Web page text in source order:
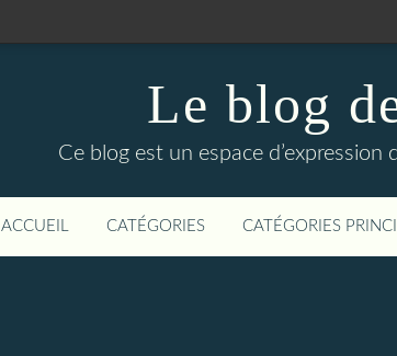
Le blog
Ce blog est un espace
ACCUEIL CATÉGORIES CATÉGORIES